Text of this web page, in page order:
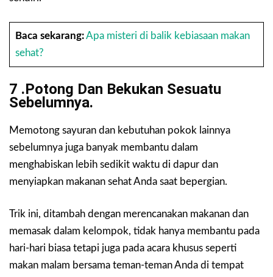
Baca sekarang: Apa misteri di balik kebiasaan makan
sehat?
7 .Potong Dan Bekukan Sesuatu
Sebelumnya.
Memotong sayuran dan kebutuhan pokok lainnya
sebelumnya juga banyak membantu dalam
menghabiskan lebih sedikit waktu di dapur dan
menyiapkan makanan sehat Anda saat bepergian.
Trik ini, ditambah dengan merencanakan makanan dan
memasak dalam kelompok, tidak hanya membantu pada
hari-hari biasa tetapi juga pada acara khusus seperti
makan malam bersama teman-teman Anda di tempat